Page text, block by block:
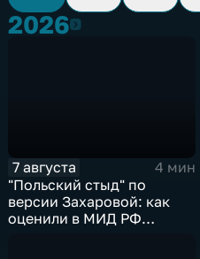
20262026
7 августа
4 мин
"Польский стыд" по
версии Захаровой: как
оценили в МИД РФ